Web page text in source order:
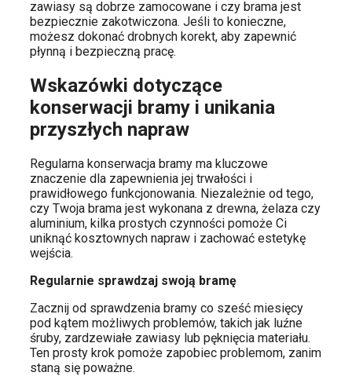
zawiasy są dobrze zamocowane i czy brama jest
bezpiecznie zakotwiczona. Jeśli to konieczne,
możesz dokonać drobnych korekt, aby zapewnić
płynną i bezpieczną pracę.
Wskazówki dotyczące
konserwacji bramy i unikania
przyszłych napraw
Regularna konserwacja bramy ma kluczowe
znaczenie dla zapewnienia jej trwałości i
prawidłowego funkcjonowania. Niezależnie od tego,
czy Twoja brama jest wykonana z drewna, żelaza czy
aluminium, kilka prostych czynności pomoże Ci
uniknąć kosztownych napraw i zachować estetykę
wejścia.
Regularnie sprawdzaj swoją bramę
Zacznij od sprawdzenia bramy co sześć miesięcy
pod kątem możliwych problemów, takich jak luźne
śruby, zardzewiałe zawiasy lub pęknięcia materiału.
Ten prosty krok pomoże zapobiec problemom, zanim
staną się poważne.